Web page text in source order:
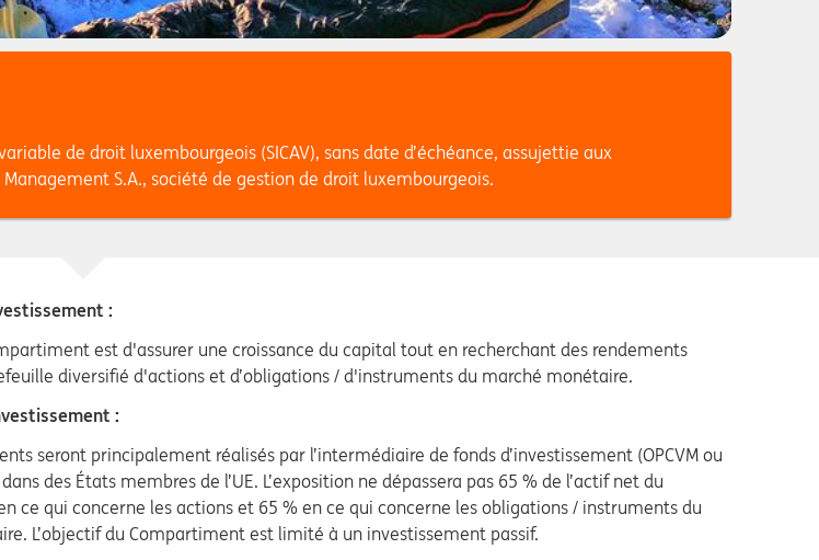
de droit luxembourgeois (SICAV), sans date d’échéance, assujettie aux
S.A., société de gestion de droit luxembourgeois.
:
est d'assurer une croissance du capital tout en recherchant des rendements
diversifié d'actions et d’obligations / d'instruments du marché monétaire.
:
seront principalement réalisés par l’intermédiaire de fonds d’investissement (OPCVM ou
des États membres de l’UE. L’exposition ne dépassera pas 65 % de l’actif net du
ce qui concerne les actions et 65 % en ce qui concerne les obligations / instruments du
L’objectif du Compartiment est limité à un investissement passif.